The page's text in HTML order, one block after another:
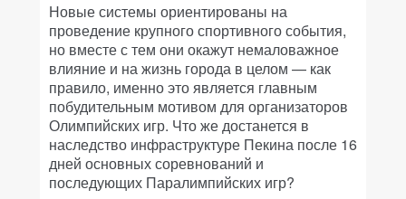
Новые системы ориентированы на
проведение крупного спортивного события,
но вместе с тем они окажут немаловажное
влияние и на жизнь города в целом — как
правило, именно это является главным
побудительным мотивом для организаторов
Олимпийских игр. Что же достанется в
наследство инфраструктуре Пекина после 16
дней основных соревнований и
последующих Паралимпийских игр?